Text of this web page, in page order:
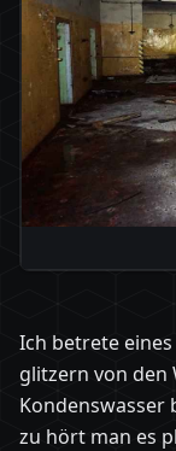
Ich betrete
glitzern von den
Kondenswasser
zu hört man es